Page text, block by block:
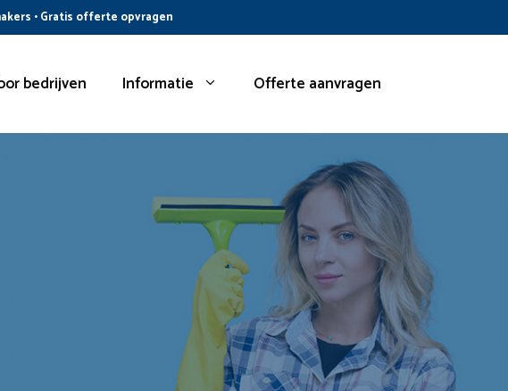
• Gratis offerte opvragen
bedrijven Informatie Offerte aanvragen